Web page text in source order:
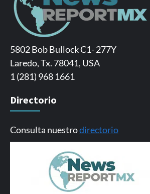
5802 Bob Bullock C1- 277Y
Laredo, Tx. 78041, USA
1 (281) 968 1661
Directorio
Consulta nuestrodirectorio